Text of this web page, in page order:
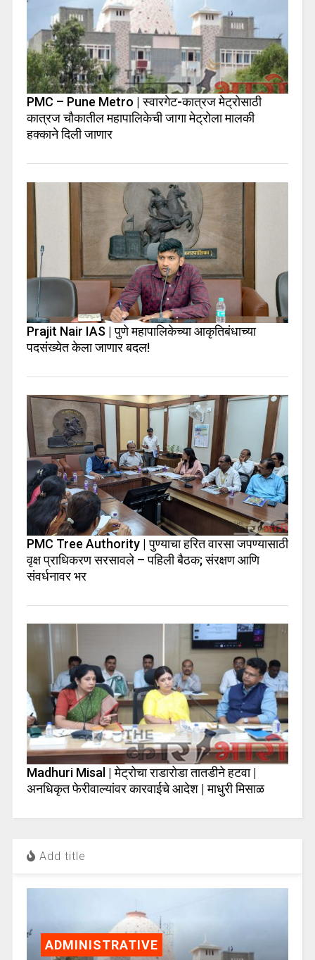
PMC – Pune Metro | स्वारगेट-कात्रज मेट्रोसाठी
कात्रज चौकातील महापालिकेची जागा मेट्रोला मालकी
हक्काने दिली जाणार
Prajit Nair IAS | पुणे महापालिकेच्या आकृतिबंधाच्या
पदसंख्येत केला जाणार बदल!
PMC Tree Authority | पुण्याचा हरित वारसा जपण्यासाठी
वृक्ष प्राधिकरण सरसावले – पहिली बैठक; संरक्षण आणि
संवर्धनावर भर
Madhuri Misal | मेट्रोचा राडारोडा तातडीने हटवा |
अनधिकृत फेरीवाल्यांवर कारवाईचे आदेश | माधुरी मिसाळ
Add title
ADMINISTRATIVE